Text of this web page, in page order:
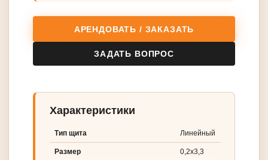
АРЕНДОВАТЬ / ЗАКАЗАТЬ
ЗАДАТЬ ВОПРОС
Характеристики
Тип щита Линейный
Размер 0,2х3,3